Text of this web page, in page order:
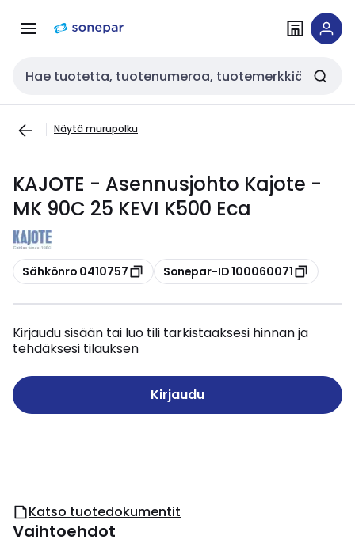
navigointiinsisältöön
Haku
Näytä murupolku
KAJOTE - Asennusjohto Kajote -
MK 90C 25 KEVI K500 Eca
Kopioi
Sähkönro 0410757 Kopioi
Sonepar-ID 100060071
Kirjaudu sisään tai luo tili tarkistaaksesi hinnan ja
tehdäksesi tilauksen
Kirjaudu
Katso tuotedokumentit
Vaihtoehdot